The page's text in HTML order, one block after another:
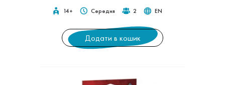
14+ Середня 2 EN
Додати в кошик